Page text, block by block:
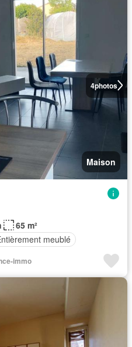
4photos
Maison
65 m²
meublé
immo